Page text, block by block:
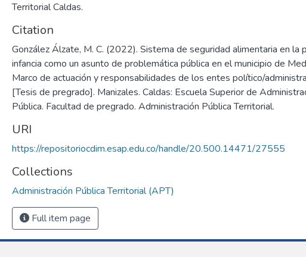
Territorial Caldas.
Citation
González Álzate, M. C. (2022). Sistema de seguridad alimentaria en la
infancia como un asunto de problemática pública en el municipio de
Marco de actuación y responsabilidades de los entes político/
[Tesis de pregrado]. Manizales. Caldas: Escuela Superior de
Pública. Facultad de pregrado. Administración Pública Territorial.
URI
https://repositoriocdim.esap.edu.co/handle/20.500.14471/27555
Collections
Administración Pública Territorial (APT)
Full item page